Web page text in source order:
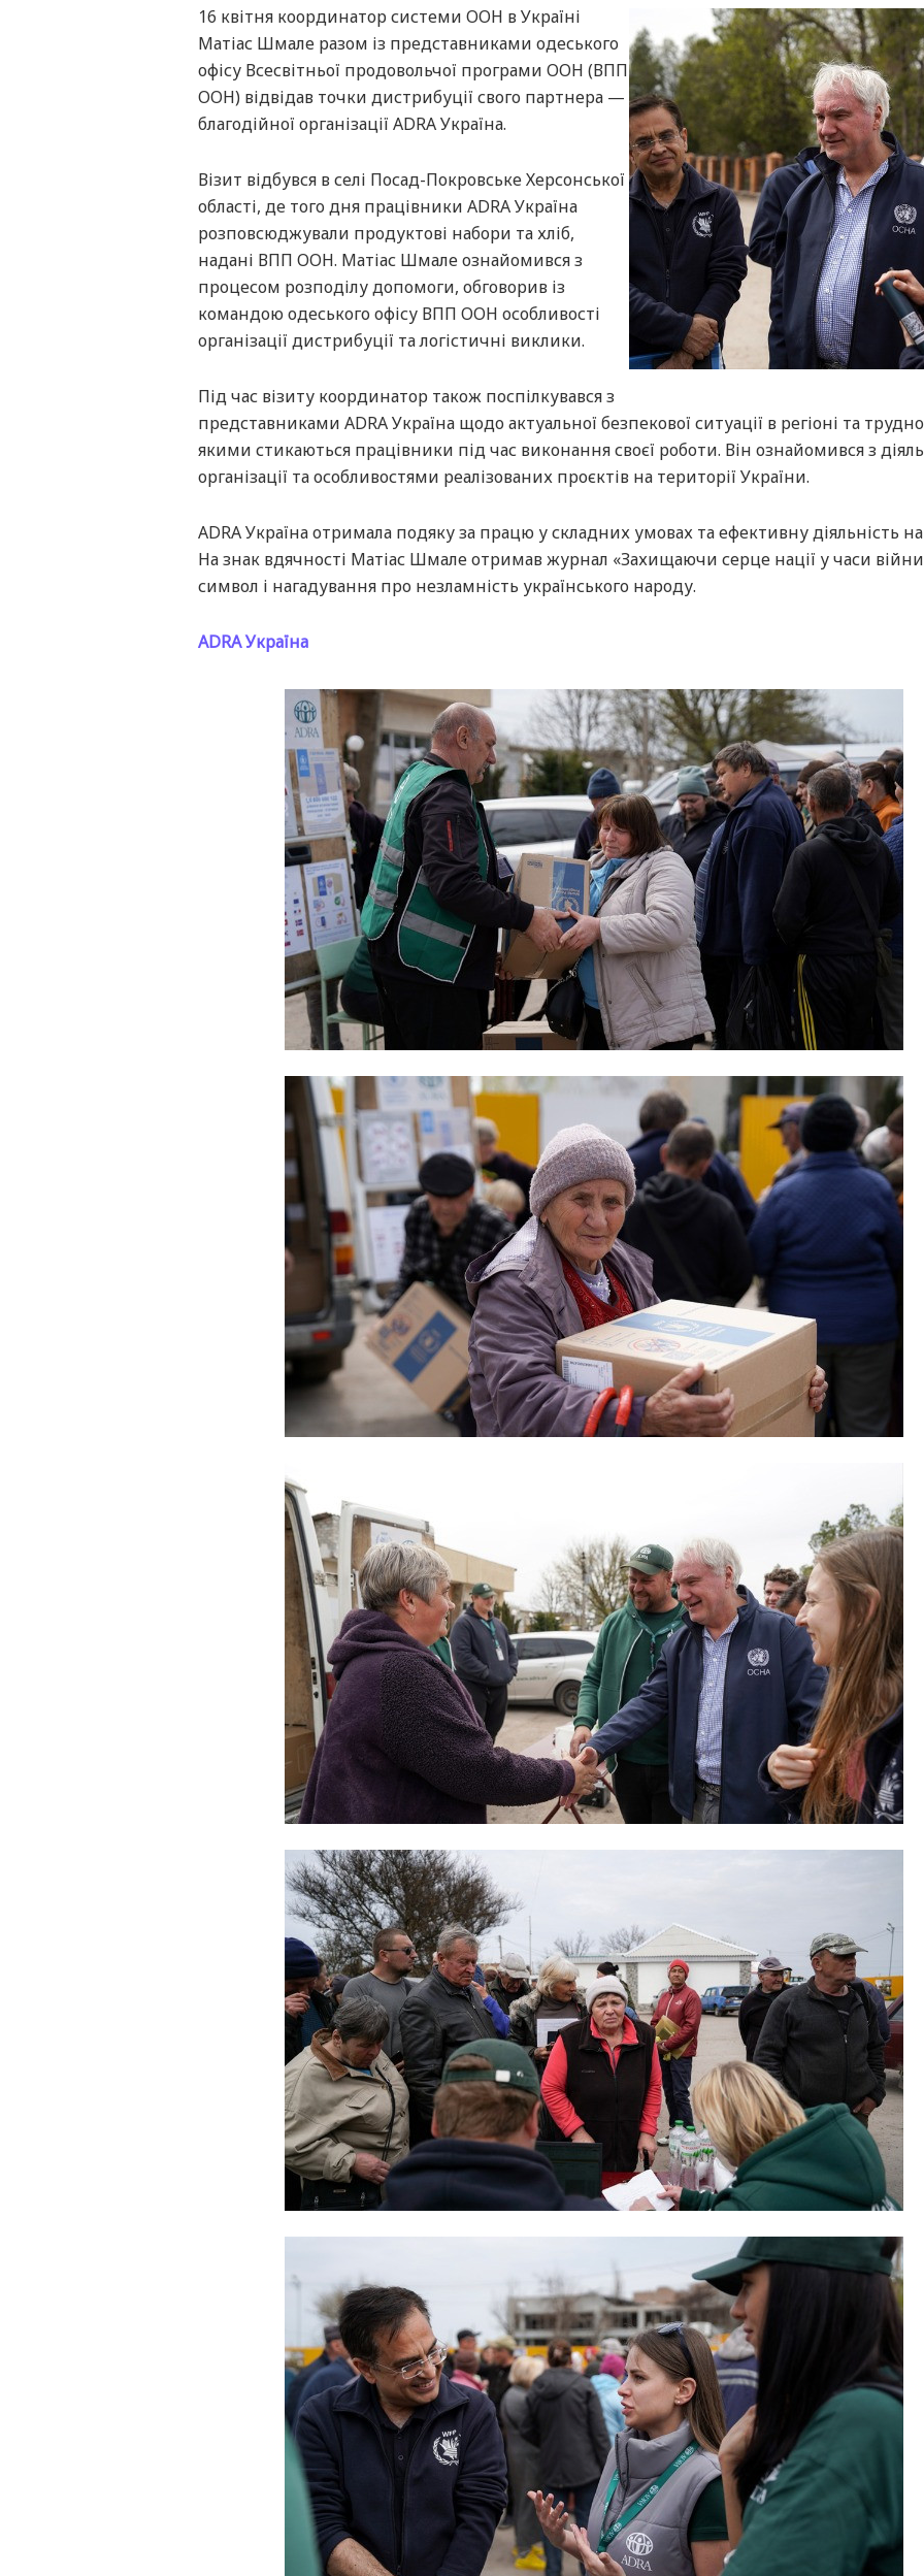
16 квітня координатор системи ООН в Україні
Матіас Шмале разом із представниками одеського
офісу Всесвітньої продовольчої програми ООН (ВПП
ООН) відвідав точки дистрибуції свого партнера —
благодійної організації ADRA Україна.
Візит відбувся в селі Посад-Покровське Херсонської
області, де того дня працівники ADRA Україна
розповсюджували продуктові набори та хліб,
надані ВПП ООН. Матіас Шмале ознайомився з
процесом розподілу допомоги, обговорив із
командою одеського офісу ВПП ООН особливості
організації дистрибуції та логістичні виклики.
Під час візиту координатор також поспілкувався з
представниками ADRA Україна щодо актуальної безпекової ситуації в регіоні та
якими стикаються працівники під час виконання своєї роботи. Він ознайомився з
організації та особливостями реалізованих проєктів на території України.
ADRA Україна отримала подяку за працю у складних умовах та ефективну діяльність
На знак вдячності Матіас Шмале отримав журнал «Захищаючи серце нації у часи
символ і нагадування про незламність українського народу.
ADRA Україна